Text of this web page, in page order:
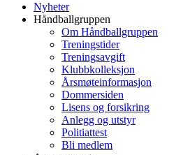
Nyheter
Håndballgruppen
Om Håndballgruppen
Treningstider
Treningsavgift
Klubbkolleksjon
Årsmøteinformasjon
Dommersiden
Lisens og forsikring
Anlegg og utstyr
Politiattest
Bli medlem